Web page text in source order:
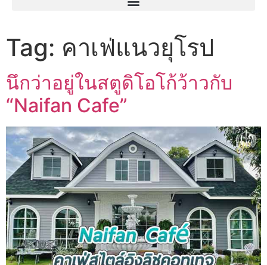
Tag: คาเฟ่แนวยุโรป
นึกว่าอยู่ในสตูดิโอโก้ว้าวกับ
“Naifan Cafe”